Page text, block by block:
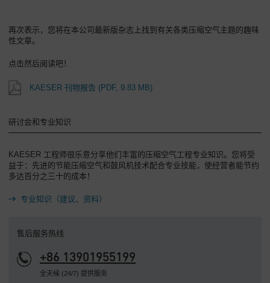
再次表示，您将在本公司最新版杂志上找到有关各类压缩空气主题的趣味
性文章。
点击然后阅读吧！
KAESER 刊物报告 (PDF, 9.83 MB)
研讨会和专业知识
KAESER 工程师很乐意分享他们丰富的压缩空气工程专业知识。您将受
益于：先进的节能压缩空气和鼓风机技术配合专业技能，使经营者能节约
多达百分之三十的成本！
专业知识（建议、资料）
售后服务热线
+86 13901955199
全天候 (24/7) 提供服务